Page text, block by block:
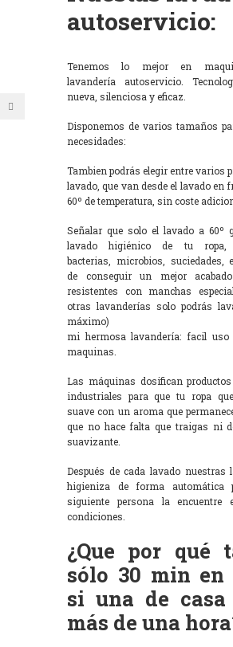
autoservicio:
Tenemos lo mejor en
lavandería autoservicio.
nueva, silenciosa y eficaz.
Disponemos de varios tamaños
necesidades:
Tambien podrás elegir entre varios
lavado, que van desde el lavado en
60º de temperatura, sin coste
Señalar que solo el lavado a 60º
lavado higiénico de tu ropa,
bacterias, microbios, suciedades,
de conseguir un mejor
resistentes con manchas
otras lavanderías solo podrás
máximo)
mi hermosa lavandería: facil uso
maquinas.
Las máquinas dosifican
industriales para que tu ropa
suave con un aroma que
que no hace falta que traigas ni
suavizante.
Después de cada lavado nuestras
higieniza de forma automática
siguiente persona la encuentre
condiciones.
¿Que por qué
sólo 30 min en
si una de casa
más de una